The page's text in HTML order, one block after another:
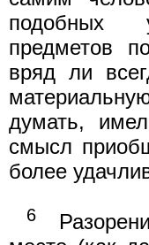
подобных
предметов
вряд ли
думать,
смысл
более
6